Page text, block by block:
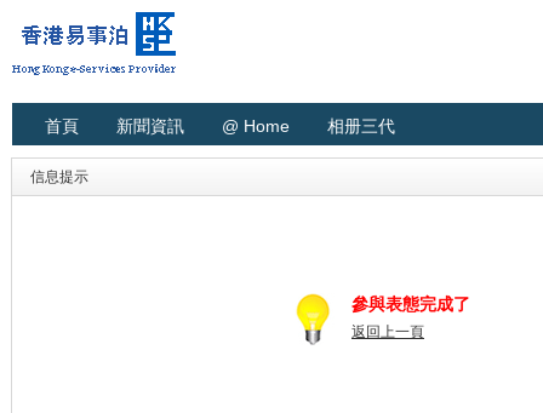
首頁 新聞資訊 @ Home 相册三代
信息提示
參與表態完成了
返回上一頁